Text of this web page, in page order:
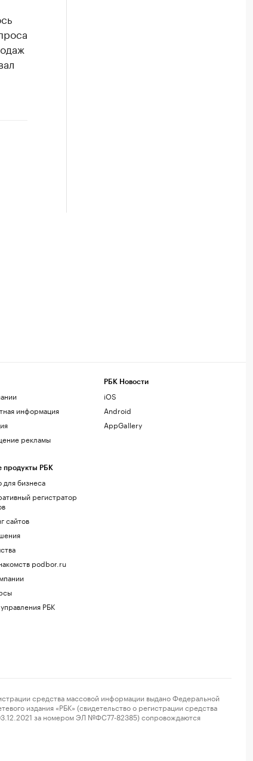
информация
рекламы
продукты РБК
для бизнеса
регистратор
сайтов
podbor.ru
РБК
РБК Новости
iOS
Android
AppGallery
средства массовой информации выдано Федеральной
издания «РБК» (свидетельство о регистрации средства
за номером ЭЛ №ФС77-82385) сопровождаются